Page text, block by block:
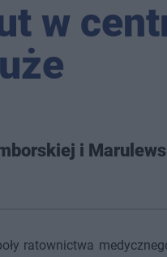
w
i
ratownictwa